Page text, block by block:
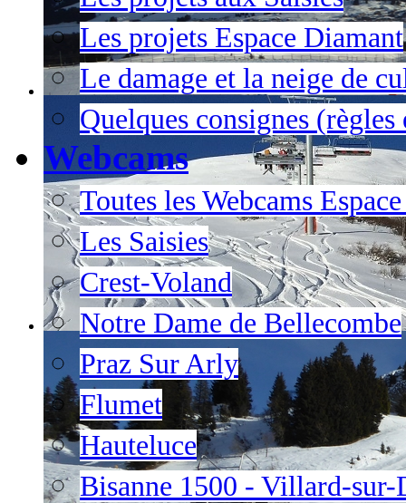
Les projets Espace Diamant
Le damage et la neige de
Quelques consignes (règles
Webcams
Toutes les Webcams
Les Saisies
Crest-Voland
Notre Dame de Bellecombe
Praz Sur Arly
Flumet
Hauteluce
Bisanne 1500 - Villard-sur-